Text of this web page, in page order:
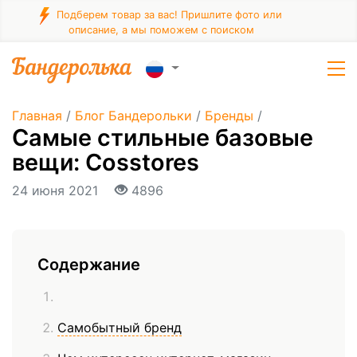
Подберем товар за вас! Пришлите фото или
описание, а мы поможем с поиском
Главная / Блог Бандерольки / Бренды /
Самые стильные базовые
вещи: Cosstores
24 июня 2021 4896
Содержание
Самобытный бренд